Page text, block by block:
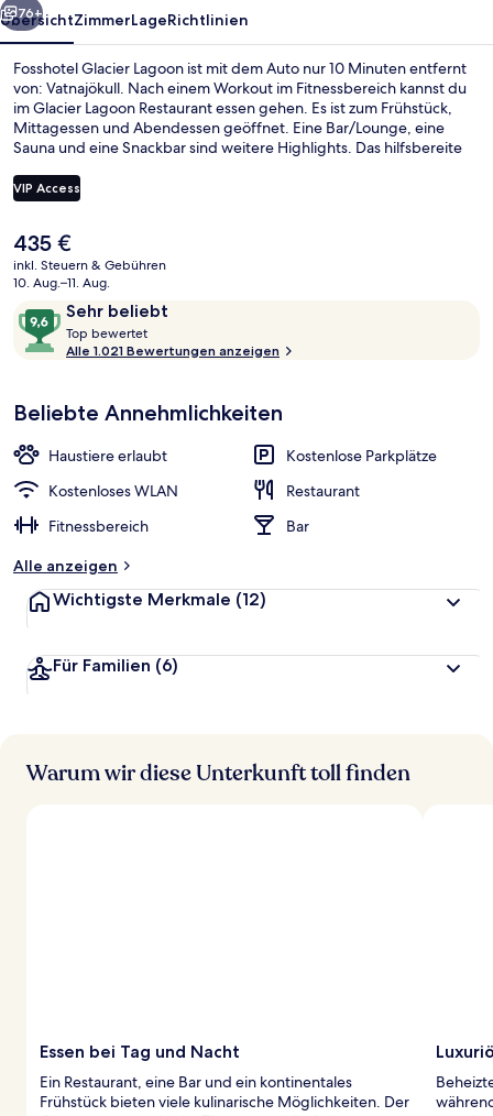
76+
ÜbersichtZimmerLageRichtlinien
Fosshotel Glacier Lagoon ist mit dem Auto nur 10 Minuten entfernt
von: Vatnajökull. Nach einem Workout im Fitnessbereich kannst du
im Glacier Lagoon Restaurant essen gehen. Es ist zum Frühstück,
Mittagessen und Abendessen geöffnet. Eine Bar/Lounge, eine
Sauna und eine Snackbar sind weitere Highlights. Das hilfsbereite
Reisenden.
VIP Access
Der
aktuelle
Preis
435 €.
435 €
inkl. Steuern & Gebühren
10. Aug.–11. Aug.
Bewertungen
Sehr beliebt
9,6
von
10,
beliebt
Top bewertet
o
b
w
r
Alle 1.021 Bewertungen anzeigen
Beliebte Annehmlichkeiten
Haustiere erlaubt
Kostenlose Parkplätze
Kostenloses WLAN
Restaurant
Fitnessbereich
Bar
Alle anzeigen
Wichtigste Merkmale (12)
Für Familien (6)
Warum wir diese Unterkunft toll finden
Essen bei Tag und Nacht
Ein Restaurant, eine Bar und ein kontinentales
Frühstück bieten viele kulinarische Möglichkeiten. Der